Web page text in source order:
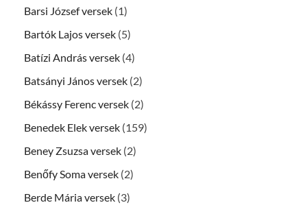
Barsi József versek (1)
Bartók Lajos versek (5)
Batízi András versek (4)
Batsányi János versek (2)
Békássy Ferenc versek (2)
Benedek Elek versek (159)
Beney Zsuzsa versek (2)
Benőfy Soma versek (2)
Berde Mária versek (3)